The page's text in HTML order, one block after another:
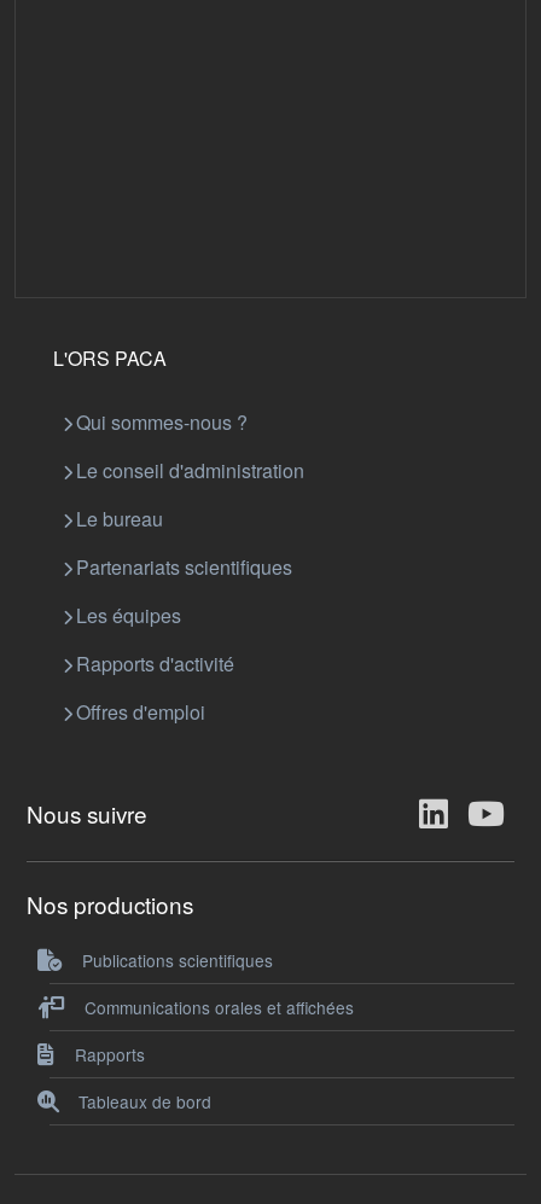
L'ORS PACA
Qui sommes-nous ?
Le conseil d'administration
Le bureau
Partenariats scientifiques
Les équipes
Rapports d'activité
Offres d'emploi
Nous suivre
Nos productions
Publications scientifiques
Communications orales et affichées
Rapports
Tableaux de bord